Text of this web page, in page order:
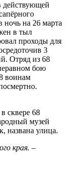
действующей
на 26 марта
в тыл
проходы для
3
Отряд из 68
бою
воинам
сквере 68
музей
названа улица.
края. –